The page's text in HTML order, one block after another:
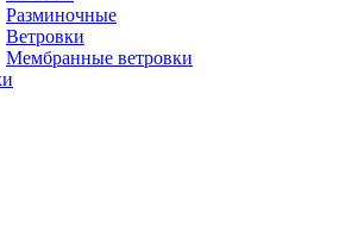
Разминочные
Ветровки
Мембранные ветровки